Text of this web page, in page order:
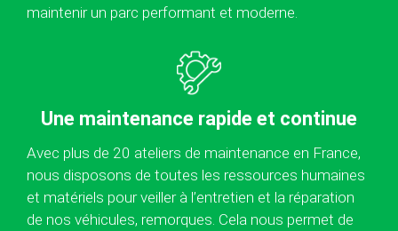
maintenir un parc performant et moderne.
Une maintenance rapide et continue
Avec plus de 20 ateliers de maintenance en France,
nous disposons de toutes les ressources humaines
et matériels pour veiller à l’entretien et la réparation
de nos véhicules, remorques. Cela nous permet de